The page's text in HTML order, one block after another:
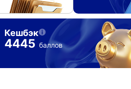
Кешбэк
4445баллов